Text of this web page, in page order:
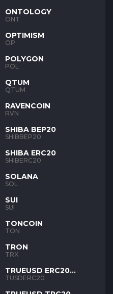
ONTOLOGY
ONT
OPTIMISM
OP
POLYGON
POL
QTUM
QTUM
RAVENCOIN
RVN
SHIBA BEP20
SHIBBEP20
SHIBA ERC20
SHIBERC20
SOLANA
SOL
SUI
SUI
TONCOIN
TON
TRON
TRX
TRUEUSD ERC20
TUSD
TUSDERC20